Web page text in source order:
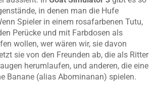
in denen man die Hufe
Spieler in einem rosafarbenen Tutu,
Perücke und mit Farbdosen als
wollen, wer wären wir, sie davon
sie von den Freunden ab, die als Ritter
herumlaufen, und anderen, die eine
Banane (alias Abominanan) spielen.